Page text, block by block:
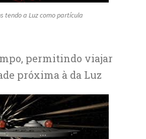
tendo a Luz como partícula
permitindo viajar
próxima à da Luz